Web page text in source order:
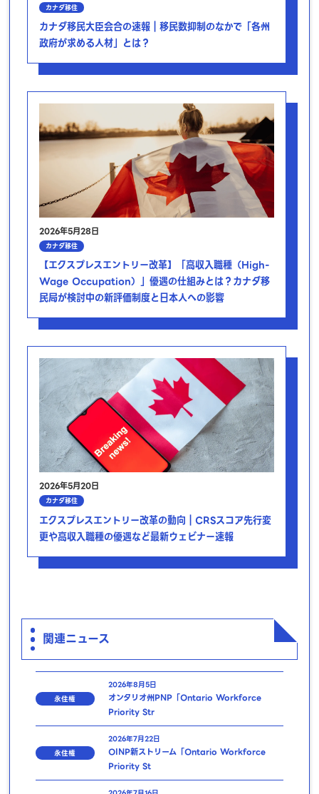
カナダ移住
カナダ移民大臣会合の速報｜移民数抑制のなかで「各州
政府が求める人材」とは？
2026年5月28日
カナダ移住
【エクスプレスエントリー改革】「高収入職種（High-
Wage Occupation）」優遇の仕組みとは？カナダ移
民局が検討中の新評価制度と日本人への影響
2026年5月20日
カナダ移住
エクスプレスエントリー改革の動向｜CRSスコア先行変
更や高収入職種の優遇など最新ウェビナー速報
関連ニュース
永住権
2026年8月5日
オンタリオ州PNP「Ontario Workforce
Priority Str
永住権
2026年7月22日
OINP新ストリーム「Ontario Workforce
Priority St